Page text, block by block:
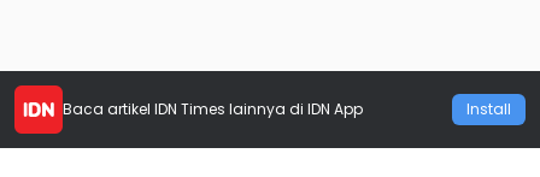
Baca artikel IDN Times lainnya di IDN App Install